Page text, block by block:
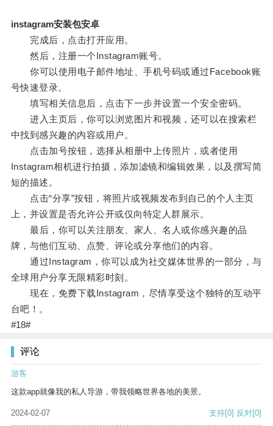
instagram安装包安卓
完成后，点击打开应用。
然后，注册一个Instagram账号。
你可以使用电子邮件地址、手机号码或通过Facebook账
号快速登录。
填写相关信息后，点击下一步并设置一个安全密码。
进入主页后，你可以浏览图片和视频，还可以在搜索栏
中找到感兴趣的内容或用户。
点击加号按钮，选择从相册中上传照片，或者使用
Instagram相机进行拍摄，添加滤镜和编辑效果，以及撰写简
短的描述。
点击“分享”按钮，将照片或视频发布到自己的个人主页
上，并设置是否允许公开或仅向特定人群展示。
最后，你可以关注朋友、家人、名人或你感兴趣的品
牌，与他们互动、点赞、评论或分享他们的内容。
通过Instagram，你可以成为社交媒体世界的一部分，与
全球用户分享无限精彩时刻。
现在，免费下载Instagram，尽情享受这个独特的互动平
台吧！。
#18#
评论
游客
这款app就像我的私人导游，带我领略世界各地的美景。
2024-02-07 支持[0] 反对[0]